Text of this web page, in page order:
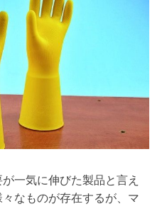
一気に伸びた製品と言え
なものが存在するが、マ